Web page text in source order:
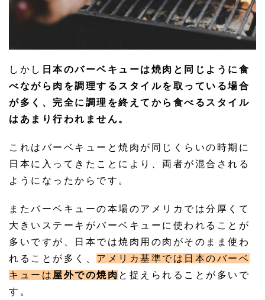
しかし 日本のバーベキューは焼肉と同じように食
べながら肉を調理するスタイルを取っている場合
が多く、完全に調理を終えてから食べるスタイル
はあまり行われません。
これはバーベキューと焼肉が同じくらいの時期に
日本に入ってきたことにより、両者が混合される
ようになったからです。
またバーベキューの本場のアメリカでは分厚くて
大きいステーキがバーベキューに使われることが
多いですが、日本では焼肉用の肉がそのまま使わ
れることが多く、 アメリカ基準では日本のバーベ
キューは 屋外での焼肉 と捉えられることが多いで
す。